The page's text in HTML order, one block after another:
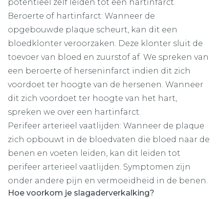
potentieel zelf leiden tot een hartinfarct.
Beroerte of hartinfarct: Wanneer de
opgebouwde plaque scheurt, kan dit een
bloedklonter veroorzaken. Deze klonter sluit de
toevoer van bloed en zuurstof af. We spreken van
een beroerte of herseninfarct indien dit zich
voordoet ter hoogte van de hersenen. Wanneer
dit zich voordoet ter hoogte van het hart,
spreken we over een hartinfarct.
Perifeer arterieel vaatlijden: Wanneer de plaque
zich opbouwt in de bloedvaten die bloed naar de
benen en voeten leiden, kan dit leiden tot
perifeer arterieel vaatlijden. Symptomen zijn
onder andere pijn en vermoeidheid in de benen.
Hoe voorkom je slagaderverkalking?